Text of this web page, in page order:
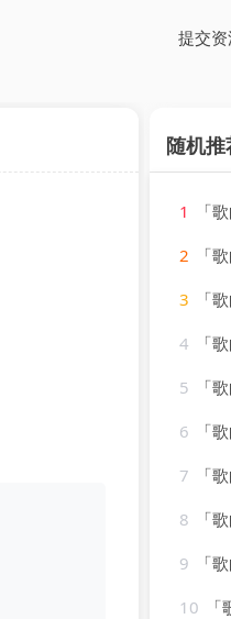
提交
随机推
1
「歌
2
「
3
「
4
「
5
「歌
6
「
7
「歌曲
8
「
9
「
10